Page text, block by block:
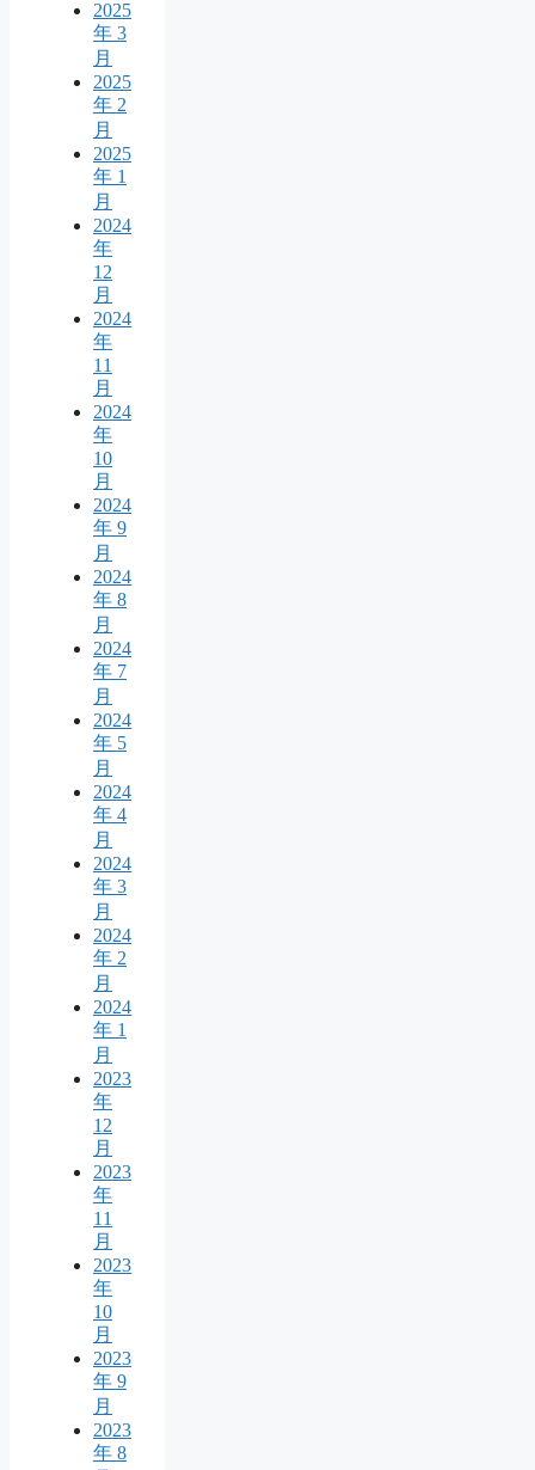
2025
年 3
月
2025
年 2
月
2025
年 1
月
2024
年
12
月
2024
年
11
月
2024
年
10
月
2024
年 9
月
2024
年 8
月
2024
年 7
月
2024
年 5
月
2024
年 4
月
2024
年 3
月
2024
年 2
月
2024
年 1
月
2023
年
12
月
2023
年
11
月
2023
年
10
月
2023
年 9
月
2023
年 8